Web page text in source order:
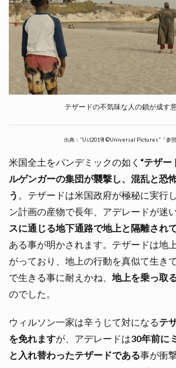
テザードの不気味な人の鎖が成す
出典：”Us(2019) ©Universal Pictures”『参
米国全土をパンデミックの如く “テザー
ルゲンガーの集団が襲撃し、混乱と恐
う 。テザードは米国政府が極秘に実行
ン計画の産物で長年、アデレードが迷
スに通じる地下通路で地上と隔離され
ある事が明かされます。テザードは地
がっており、地上の行動を真似て生き
で生きる事に耐えかね、 地上を乗っ取
のでした。
ウィルソン一家は辛うじて対になるテ
を免れますが、アデレードは30年前に
と入れ替わったテザードである事が衝